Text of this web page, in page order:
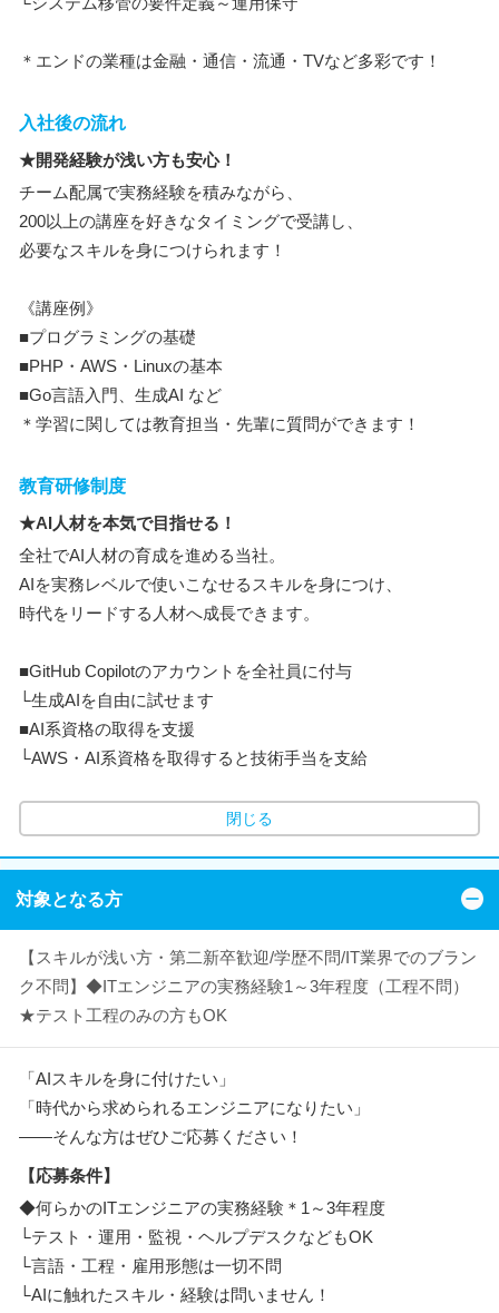
＊エンドの業種は金融・通信・流通・TVなど多彩です！
入社後の流れ
★開発経験が浅い方も安心！
チーム配属で実務経験を積みながら、
200以上の講座を好きなタイミングで受講し、
必要なスキルを身につけられます！
《講座例》
■プログラミングの基礎
■PHP・AWS・Linuxの基本
■Go言語入門、生成AI など
＊学習に関しては教育担当・先輩に質問ができます！
教育研修制度
★AI人材を本気で目指せる！
全社でAI人材の育成を進める当社。
AIを実務レベルで使いこなせるスキルを身につけ、
時代をリードする人材へ成長できます。
■GitHub Copilotのアカウントを全社員に付与
└生成AIを自由に試せます
■AI系資格の取得を支援
└AWS・AI系資格を取得すると技術手当を支給
閉じる
対象となる方
【スキルが浅い方・第二新卒歓迎/学歴不問/IT業界でのブラン
ク不問】◆ITエンジニアの実務経験1～3年程度（工程不問）
★テスト工程のみの方もOK
「AIスキルを身に付けたい」
「時代から求められるエンジニアになりたい」
――そんな方はぜひご応募ください！
【応募条件】
◆何らかのITエンジニアの実務経験＊1～3年程度
└テスト・運用・監視・ヘルプデスクなどもOK
└言語・工程・雇用形態は一切不問
└AIに触れたスキル・経験は問いません！